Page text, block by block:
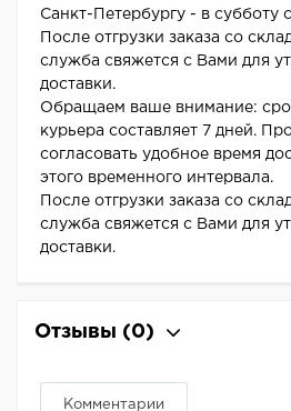
Санкт-Петербургу - в субботу
После отгрузки заказа со
служба свяжется с Вами для
доставки.
Обращаем ваше внимание:
курьера составляет 7 дней.
согласовать удобное время
этого временного интервала.
После отгрузки заказа со
служба свяжется с Вами для
доставки.
Отзывы (0)
Комментарии